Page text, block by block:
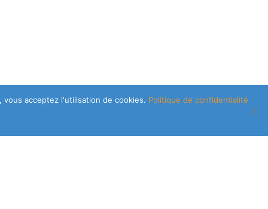
acceptez l'utilisation de cookies. Politique de confidentialité